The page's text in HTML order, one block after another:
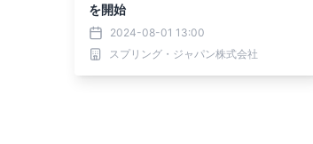
を開始
2024-08-01 13:00
スプリング・ジャパン株式会社